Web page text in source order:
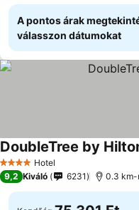
A pontos árak
válasszon dátumokat
4 KategóriaHotel
DoubleTree by
9,2 Kiváló 6231 0.3 km-